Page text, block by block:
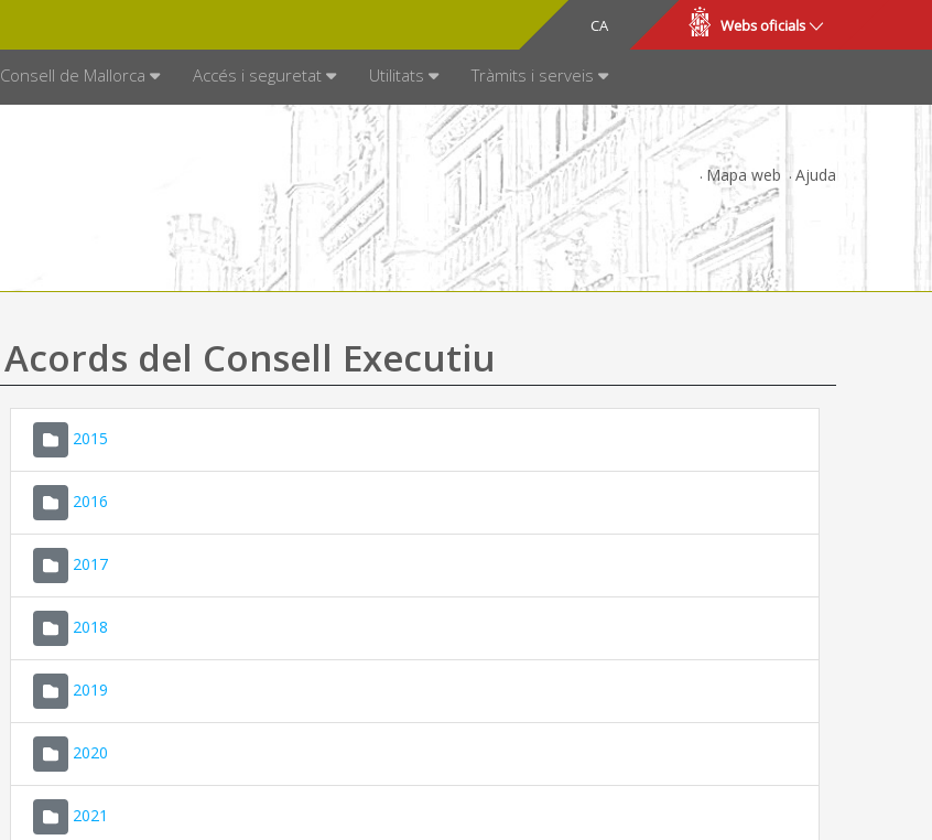
CA
ES Webs oficials
Consell de Mallorca Accés i seguretat Utilitats Tràmits i serveis
Mapa web Ajuda
Acords del Consell Executiu
2015
2016
2017
2018
2019
2020
2021